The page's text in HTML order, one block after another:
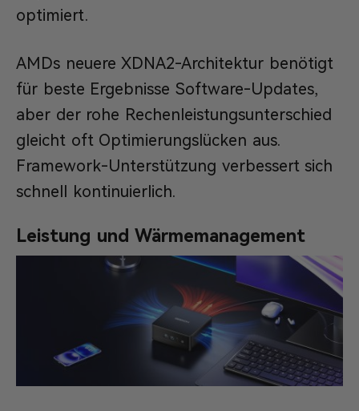
optimiert.
AMDs neuere XDNA2-Architektur benötigt
für beste Ergebnisse Software-Updates,
aber der rohe Rechenleistungsunterschied
gleicht oft Optimierungslücken aus.
Framework-Unterstützung verbessert sich
schnell kontinuierlich.
Leistung und Wärmemanagement